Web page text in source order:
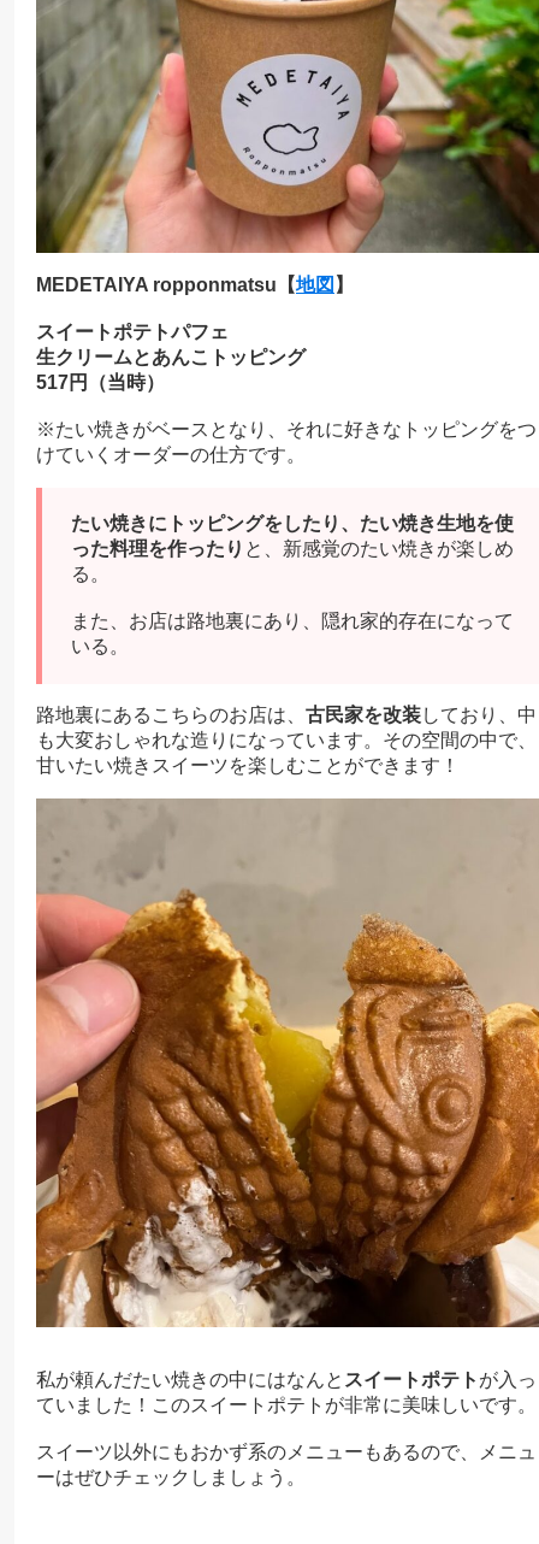
MEDETAIYA ropponmatsu【地図 】
スイートポテトパフェ
生クリームとあんこトッピング
517円（当時）
※たい焼きがベースとなり、それに好きなトッピングをつ
けていくオーダーの仕方です。
たい焼きにトッピングをしたり、たい焼き生地を使
った料理を作ったり と、新感覚のたい焼きが楽しめ
る。
また、お店は路地裏にあり、隠れ家的存在になって
いる。
路地裏にあるこちらのお店は、 古民家を改装しており、中
も大変おしゃれな造りになっています。その空間の中で、
甘いたい焼きスイーツを楽しむことができます！
私が頼んだたい焼きの中にはなんと スイートポテト が入っ
ていました！このスイートポテトが非常に美味しいです。
スイーツ以外にもおかず系のメニューもあるので、メニュ
ーはぜひチェックしましょう。